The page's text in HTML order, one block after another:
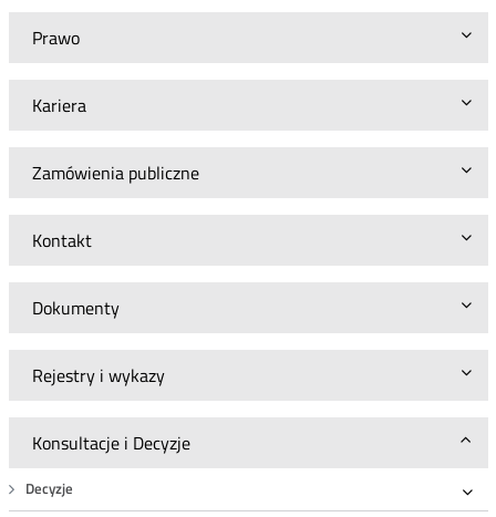
Prawo
Kariera
Zamówienia publiczne
Kontakt
Dokumenty
Rejestry i wykazy
Konsultacje i Decyzje
Decyzje